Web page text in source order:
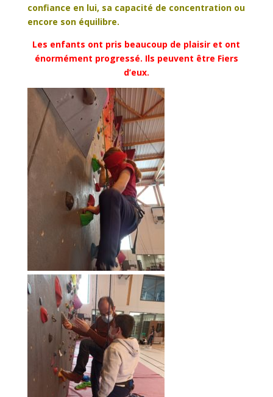
confiance en lui, sa capacité de concentration ou
encore son équilibre.
Les enfants ont pris beaucoup de plaisir et ont
énormément progressé. Ils peuvent être Fiers
d’eux.